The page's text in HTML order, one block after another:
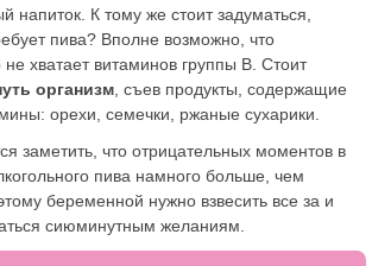
напиток. К тому же стоит задуматься,
пива? Вполне возможно, что
хватает витаминов группы В. Стоит
организм , съев продукты, содержащие
орехи, семечки, ржаные сухарики.
заметить, что отрицательных моментов в
пива намного больше, чем
беременной нужно взвесить все за и
сиюминутным желаниям.